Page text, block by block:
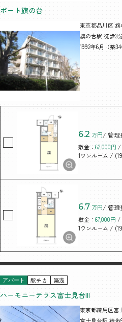
ポート旗の台
東京都品川区 旗
旗の台駅 徒歩3
1992年6月（築
6.2 万円/ 管理
敷金：62,000円 /
1ワンルーム /
6.7 万円/ 管理
敷金：67,000円 /
1ワンルーム /
アパート 駅チカ 築浅
ハーモニーテラス富士見台III
東京都練馬区富
富士見台駅 徒歩